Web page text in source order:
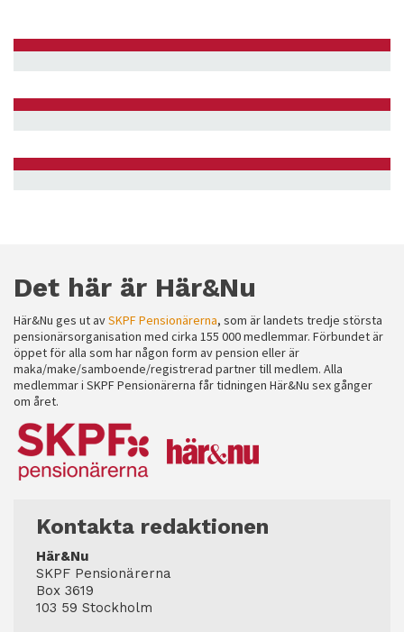
Det här är Här&Nu
Här&Nu ges ut avSKPF Pensionärerna, som är landets tredje största
pensionärsorganisation med cirka 155 000 medlemmar. Förbundet är
öppet för alla som har någon form av pension eller är
maka/make/samboende/registrerad partner till medlem. Alla
medlemmar i SKPF Pensionärerna får tidningen Här&Nu sex gånger
om året.
Kontakta redaktionen
Här&Nu
SKPF Pensionärerna
Box 3619
103 59 Stockholm